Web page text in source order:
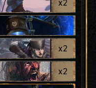
x2
x2
x2